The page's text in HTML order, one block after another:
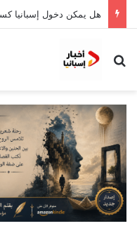
هل يمكن دخول إسبانيا
بحث عن